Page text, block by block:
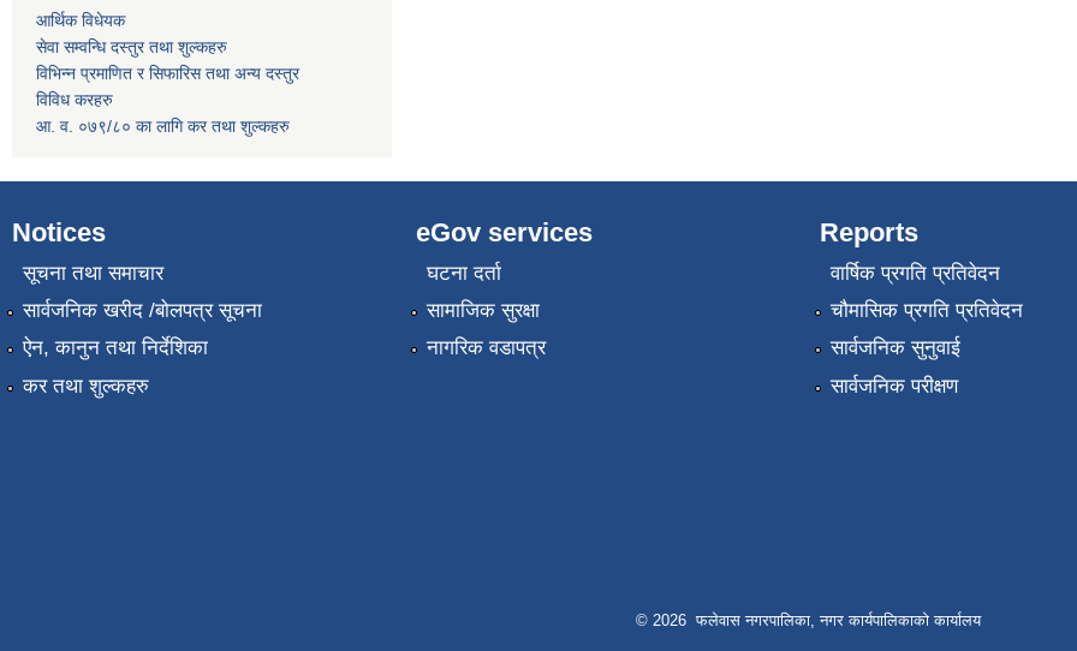
आर्थिक विधेयक
सेवा सम्वन्धि दस्तुर तथा शुल्कहरु
विभिन्न प्रमाणित र सिफारिस तथा अन्य दस्तुर
विविध करहरु
आ. व. ०७९/८० का लागि कर तथा शुल्कहरु
Notices
सूचना तथा समाचार
सार्वजनिक खरीद /बोलपत्र सूचना
ऐन, कानुन तथा निर्देशिका
कर तथा शुल्कहरु
eGov services
घटना दर्ता
सामाजिक सुरक्षा
नागरिक वडापत्र
Reports
वार्षिक प्रगति प्रतिवेदन
चौमासिक प्रगति प्रतिवेदन
सार्वजनिक सुनुवाई
सार्वजनिक परीक्षण
© 2026 फलेवास नगरपालिका, नगर कार्यपालिकाको कार्यालय